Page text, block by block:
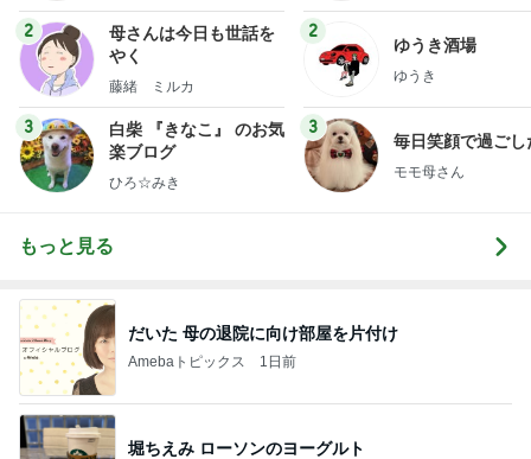
2
母さんは今日も世話を
やく
藤緒 ミルカ
3
白柴 『きなこ』 のお気
楽ブログ
ひろ☆みき
2
ゆうき酒場
ゆうき
3
毎日笑顔で過ごし
モモ母さん
もっと見る
だいた 母の退院に向け部屋を片付け
Amebaトピックス 1日前
堀ちえみ ローソンのヨーグルト